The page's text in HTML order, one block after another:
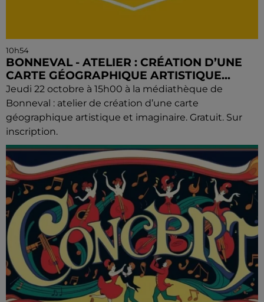
10h54
BONNEVAL - ATELIER : CRÉATION D’UNE
CARTE GÉOGRAPHIQUE ARTISTIQUE...
Jeudi 22 octobre à 15h00 à la médiathèque de
Bonneval : atelier de création d’une carte
géographique artistique et imaginaire. Gratuit. Sur
inscription.